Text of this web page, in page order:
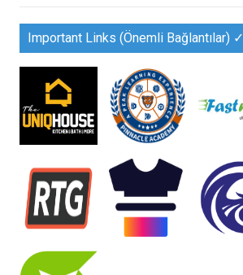
Important Links (Önemli Bağlantılar) ✓